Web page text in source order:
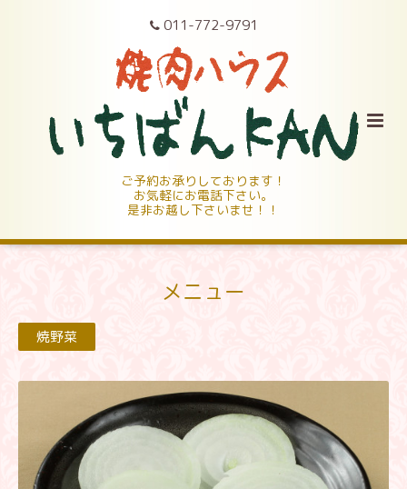
011-772-9791
ご予約お承りしております！
お気軽にお電話下さい。
是非お越し下さいませ！！
メニュー
焼野菜